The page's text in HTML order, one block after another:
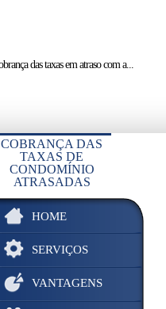
das taxas em atrasocom a...
COBRANÇA DAS
TAXAS DE
CONDOMÍNIO
ATRASADAS
HOME
SERVIÇOS
VANTAGENS